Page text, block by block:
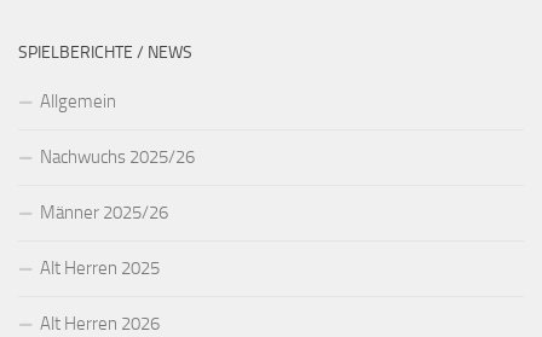
SPIELBERICHTE / NEWS
Allgemein
Nachwuchs 2025/26
Männer 2025/26
Alt Herren 2025
Alt Herren 2026